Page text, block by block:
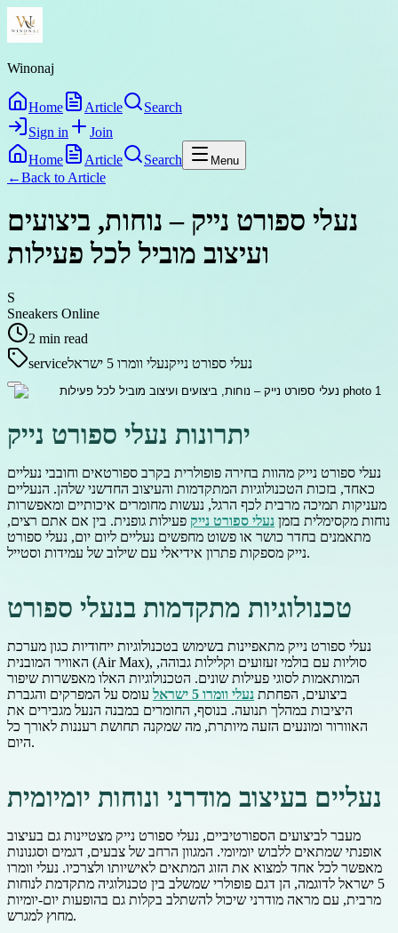
Winonaj
Home Article
Search
Sign in
Join
Home
Article Search Menu
←Back to Article
נעלי ספורט נייק – נוחות, ביצועים
ועיצוב מוביל לכל פעילות
S
Sneakers Online
2 min read
service
נעלי ספורט נייקנעלי וומרו 5 ישראל
יתרונות נעלי ספורט נייק
נעלי ספורט נייק מהוות בחירה פופולרית בקרב ספורטאים וחובבי נעליים
כאחד, בזכות הטכנולוגיות המתקדמות והעיצוב החדשני שלהן. הנעליים
מעניקות תמיכה מרבית לכף הרגל, נעשות מחומרים איכותיים ומאפשרות
נוחות מקסימלית בזמן נעלי ספורט נייק פעילות גופנית. בין אם אתם רצים,
מתאמנים בחדר כושר או פשוט מחפשים נעליים ליום יום, נעלי ספורט
נייק מספקות פתרון אידיאלי עם שילוב של עמידות וסטייל.
טכנולוגיות מתקדמות בנעלי ספורט
נעלי ספורט נייק מתאפיינות בשימוש בטכנולוגיות ייחודיות כגון מערכת
האוויר המובנית (Air Max), סוליות עם בולמי זעזועים וקלילות גבוהה,
המותאמות לסוגי פעילות שונים. הטכנולוגיות האלו מאפשרות שיפור
ביצועים, הפחתת נעלי וומרו 5 ישראל
עומס על המפרקים והגברת
היציבות במהלך תנועה. בנוסף, החומרים במבנה הנעל מגבירים את
האוורור ומונעים הזעה מיותרת, מה שמקנה תחושת רעננות לאורך כל
היום.
נעליים בעיצוב מודרני ונוחות יומיומית
מעבר לביצועים הספורטיביים, נעלי ספורט נייק מצטיינות גם בעיצוב
אופנתי שמתאים ללבוש יומיומי. המגוון הרחב של צבעים, דגמים וסגנונות
מאפשר לכל אחד למצוא את הזוג המתאים לאישיותו ולצרכיו. נעלי וומרו
5 ישראל לדוגמה, הן דגם פופולרי שמשלב בין טכנולוגיה מתקדמת לנוחות
מרבית, עם מראה מודרני שיכול להשתלב בקלות גם בהופעות יום-יומיות
מחוץ למגרש.